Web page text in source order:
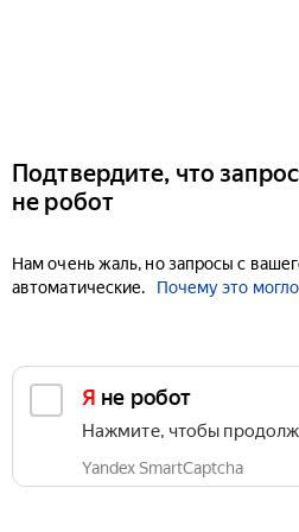
Подтвердите, что
не робот
Нам очень жаль, но запросы с
автоматические.
Почему это
Я не робот
Нажмите, чтобы
Yandex SmartCaptcha